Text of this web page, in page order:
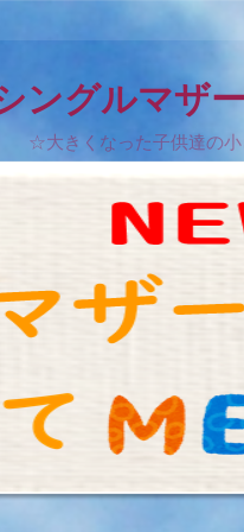
ングルマザ
☆大きくなった子供達の